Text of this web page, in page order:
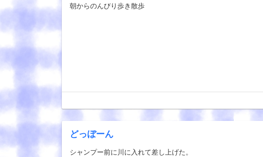
朝からのんびり歩き散歩
どっぼーん
シャンプー前に川に入れて差し上げた。